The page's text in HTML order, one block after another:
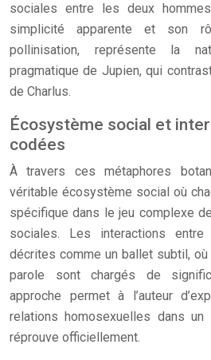
sociales entre les deux
simplicité apparente et son
pollinisation, représente la
pragmatique de Jupien, qui
de Charlus.
Écosystème social et
codées
À travers ces métaphores
véritable écosystème social où
spécifique dans le jeu complexe
sociales. Les interactions
décrites comme un ballet subtil,
parole sont chargés de
approche permet à l’auteur
relations homosexuelles dans
réprouve officiellement.